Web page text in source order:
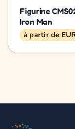
Figurine
Iron Man
à partir de